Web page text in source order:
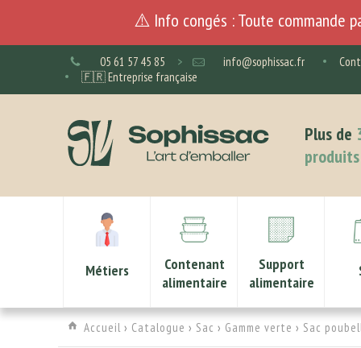
⚠️ Info congés : Toute commande
05 61 57 45 85 > info@sophissac.fr
🇫🇷 Entreprise française
Plus de
produits
Métiers
Contenant
alimentaire
Support
alimentaire
Accueil › Catalogue › Sac › Gamme verte › Sac